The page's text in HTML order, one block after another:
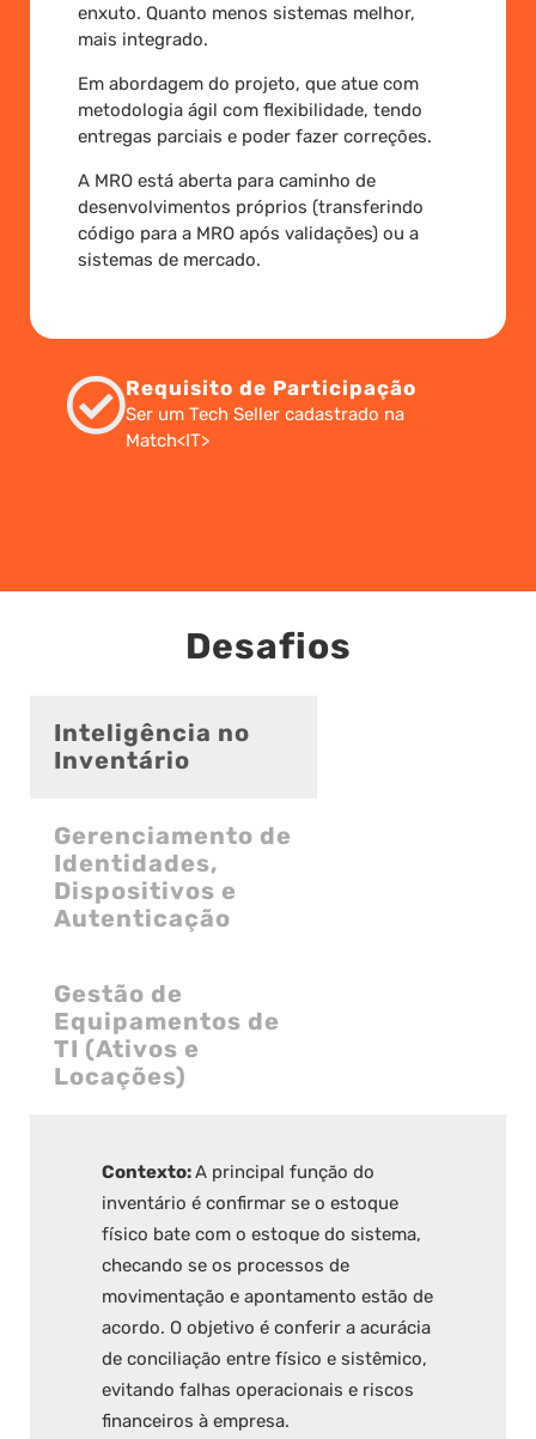
enxuto. Quanto menos sistemas melhor,
mais integrado.
Em abordagem do projeto, que atue com
metodologia ágil com flexibilidade, tendo
entregas parciais e poder fazer correções.
A MRO está aberta para caminho de
desenvolvimentos próprios (transferindo
código para a MRO após validações) ou a
sistemas de mercado.
Requisito de Participação
Ser um Tech Seller cadastrado na
Match<IT>
Desafios
Inteligência no
Inventário
Gerenciamento de
Identidades,
Dispositivos e
Autenticação
Gestão de
Equipamentos de
TI (Ativos e
Locações)
Contexto:A principal função do
inventário é confirmar se o estoque
físico bate com o estoque do sistema,
checando se os processos de
movimentação e apontamento estão de
acordo. O objetivo é conferir a acurácia
de conciliação entre físico e sistêmico,
evitando falhas operacionais e riscos
financeiros à empresa.